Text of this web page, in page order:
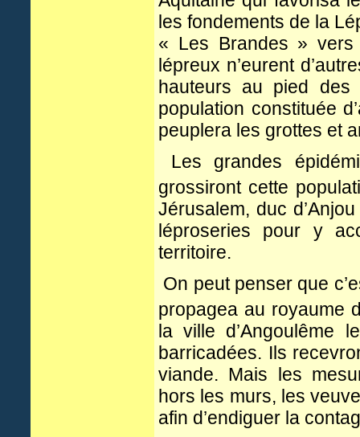
les fondements de la
« Les Brandes » vers
lépreux n’eurent
hauteurs au pied des
population constituée
peuplera les grottes et
Les grandes
grossiront cette
Jérusalem, duc
léproseries pour y
territoire.
On peut penser que
propagea au royaume
la ville d’Angoulême
barricadées. Ils
viande. Mais les
hors les murs, les
afin d’endiguer la